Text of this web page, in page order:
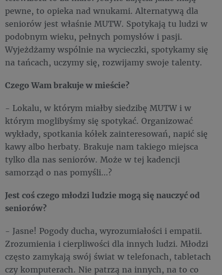
pewne, to opieka nad wnukami. Alternatywą dla
seniorów jest właśnie MUTW. Spotykają tu ludzi w
podobnym wieku, pełnych pomysłów i pasji.
Wyjeżdżamy wspólnie na wycieczki, spotykamy się
na tańcach, uczymy się, rozwijamy swoje talenty.
Czego Wam brakuje w mieście?
- Lokalu, w którym miałby siedzibę MUTW i w
którym moglibyśmy się spotykać. Organizować
wykłady, spotkania kółek zainteresowań, napić się
kawy albo herbaty. Brakuje nam takiego miejsca
tylko dla nas seniorów. Może w tej kadencji
samorząd o nas pomyśli…?
Jest coś czego młodzi ludzie mogą się nauczyć od
seniorów?
- Jasne! Pogody ducha, wyrozumiałości i empatii.
Zrozumienia i cierpliwości dla innych ludzi. Młodzi
często zamykają swój świat w telefonach, tabletach
czy komputerach. Nie patrzą na innych, na to co